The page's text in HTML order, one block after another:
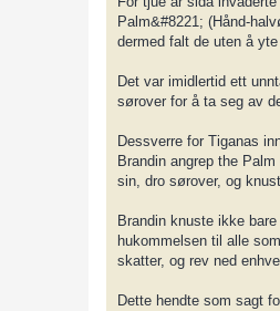
Palm&#8221; (Hånd-
dermed falt de uten å
Det var imidlertid ett
sørover for å ta seg av
Dessverre for Tiganas
Brandin angrep the
sin, dro sørover, og
Brandin knuste ikke
hukommelsen til alle
skatter, og rev ned
Dette hendte som sagt